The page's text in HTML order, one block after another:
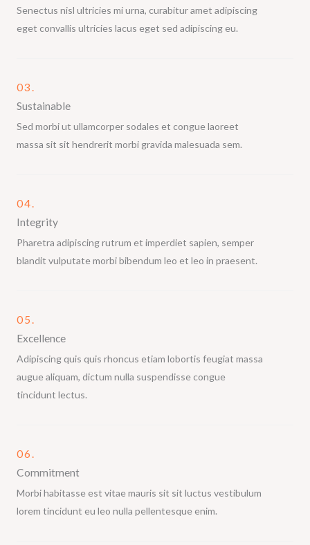
Senectus nisl ultricies mi urna, curabitur amet adipiscing
eget convallis ultricies lacus eget sed adipiscing eu.
03.
Sustainable
Sed morbi ut ullamcorper sodales et congue laoreet
massa sit sit hendrerit morbi gravida malesuada sem.
04.
Integrity
Pharetra adipiscing rutrum et imperdiet sapien, semper
blandit vulputate morbi bibendum leo et leo in praesent.
05.
Excellence
Adipiscing quis quis rhoncus etiam lobortis feugiat massa
augue aliquam, dictum nulla suspendisse congue
tincidunt lectus.
06.
Commitment
Morbi habitasse est vitae mauris sit sit luctus vestibulum
lorem tincidunt eu leo nulla pellentesque enim.